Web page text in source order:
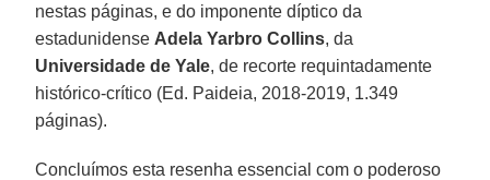
nestas páginas, e do imponente díptico da
estadunidense Adela Yarbro Collins, da
Universidade de Yale, de recorte requintadamente
histórico-crítico (Ed. Paideia, 2018-2019, 1.349
páginas).
Concluímos esta resenha essencial com o poderoso